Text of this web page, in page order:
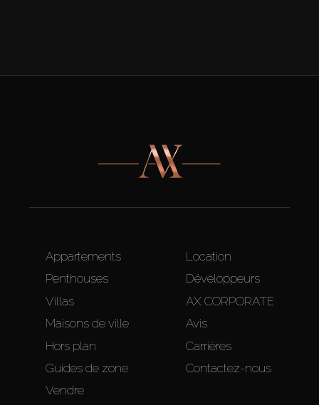
Appartements
Penthouses
Villas
Maisons de ville
Hors plan
Guides de zone
Vendre
Location
Développeurs
AX CORPORATE
Avis
Carrières
Contactez-nous